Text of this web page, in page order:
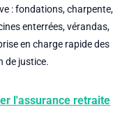
: fondations, charpente,
enterrées, vérandas,
en charge rapide des
de justice.
l'assurance retraite